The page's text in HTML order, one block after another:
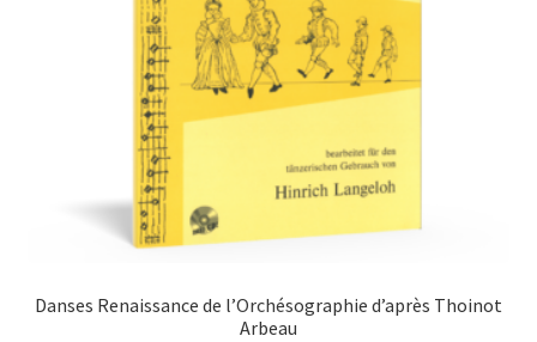
Danses Renaissance de l’Orchésographie d’après Thoinot
Arbeau